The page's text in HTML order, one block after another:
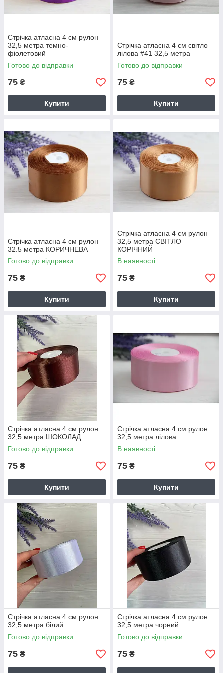
Стрічка атласна 4 см рулон
32,5 метра темно-
фіолетовий
Готово до відправки
75 ₴
Купити
Стрічка атласна 4 см світло
лілова #41 32,5 метра
Готово до відправки
75 ₴
Купити
Стрічка атласна 4 см рулон
32,5 метра КОРИЧНЕВА
Готово до відправки
75 ₴
Купити
Стрічка атласна 4 см рулон
32,5 метра СВІТЛО
КОРІЧНИЙ
В наявності
75 ₴
Купити
Стрічка атласна 4 см рулон
32,5 метра ШОКОЛАД
Готово до відправки
75 ₴
Купити
Стрічка атласна 4 см рулон
32,5 метра лілова
В наявності
75 ₴
Купити
Стрічка атласна 4 см рулон
32,5 метра білий
Готово до відправки
75 ₴
Стрічка атласна 4 см рулон
32,5 метра чорний
Готово до відправки
75 ₴